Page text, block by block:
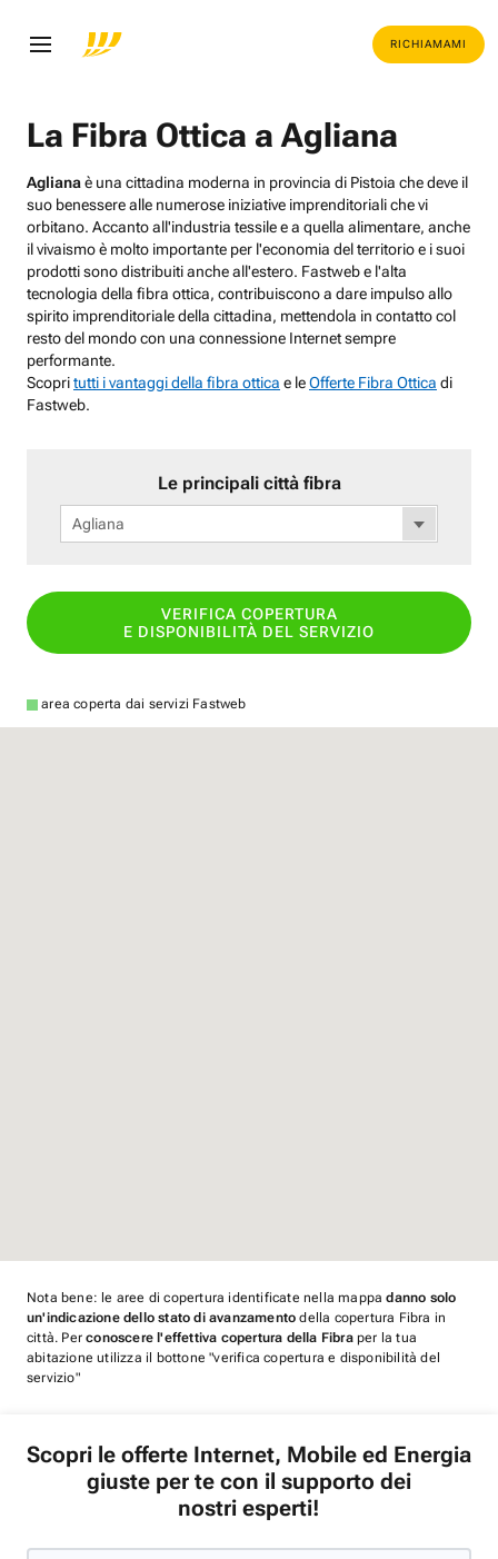
RICHIAMAMI
La Fibra Ottica a Agliana
Aglianaè una cittadina moderna in provincia di Pistoia che deve il
suo benessere alle numerose iniziative imprenditoriali che vi
orbitano. Accanto all'industria tessile e a quella alimentare, anche
il vivaismo è molto importante per l'economia del territorio e i suoi
prodotti sono distribuiti anche all'estero. Fastweb e l'alta
tecnologia della fibra ottica, contribuiscono a dare impulso allo
spirito imprenditoriale della cittadina, mettendola in contatto col
resto del mondo con una connessione Internet sempre
performante.
Scopritutti i vantaggi della fibra ottica e leOfferte Fibra Ottica di
Fastweb.
Le principali città fibra
Agliana
VERIFICA COPERTURA
E DISPONIBILITÀ DEL SERVIZIO
area coperta dai servizi Fastweb
Nota bene: le aree di copertura identificate nella mappadanno solo
un'indicazione dello stato di avanzamento della copertura Fibra in
città. Perconoscere l'effettiva copertura della Fibraper la tua
abitazione utilizza il bottone "verifica copertura e disponibilità del
servizio"
Scopri le offerte Internet, Mobile ed Energia
giuste per te con il supporto dei
nostri esperti!